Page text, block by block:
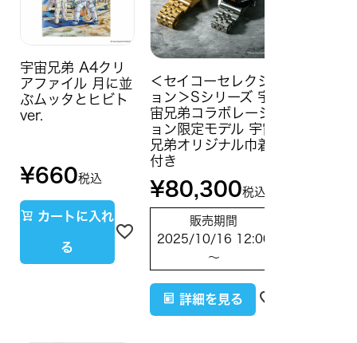
宇宙兄弟 A4クリ
アファイル 月に並
ぶムッタとヒビト
ver.
¥660税込
カートに入れ
る
＜セイコーセレクシ
ョン＞Sシリーズ 宇
宙兄弟コラボレーシ
ョン限定モデル 宇宙
兄弟オリジナル巾着
付き
¥80,300税込
販売期間
2025/10/16 12:00
〜
詳細を見る